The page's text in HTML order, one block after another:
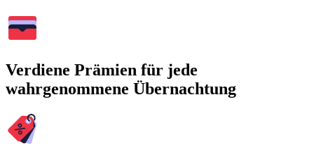
Verdiene Prämien für jede
wahrgenommene Übernachtung